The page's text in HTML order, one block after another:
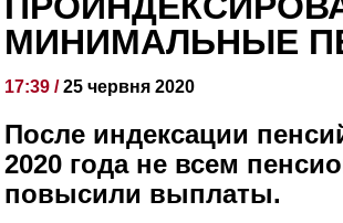
МИНИМАЛЬНЫЕ
17:39 /25 червня 2020
После индексации
2020 года не всем
повысили выплаты.